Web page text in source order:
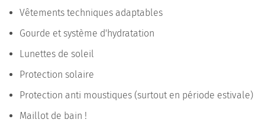
Vêtements techniques adaptables
Gourde et système d'hydratation
Lunettes de soleil
Protection solaire
Protection anti moustiques (surtout en période estivale)
Maillot de bain !